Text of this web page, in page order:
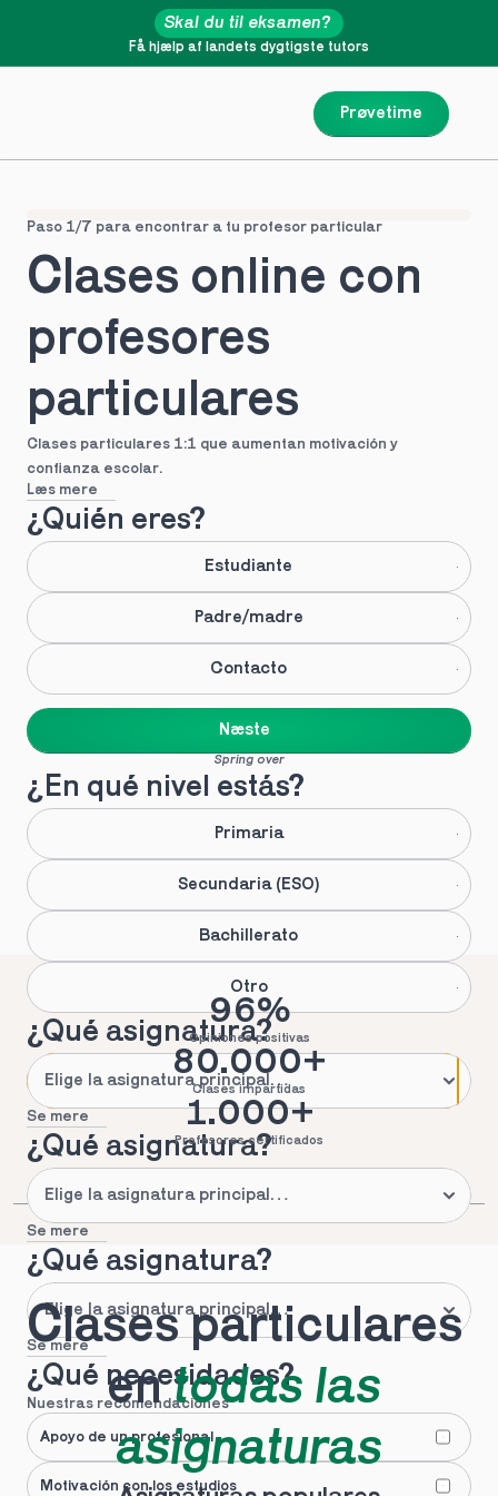
Prøvetime
Få hjælp af landets dygtigste tutors
Skal du til eksamen?
Paso 1/7 para encontrar a tu profesor particular
Clases online con
profesores
particulares
Clases particulares 1:1 que aumentan motivación y
confianza escolar.
Læs mere
¿Quién eres?
Estudiante
Padre/madre
Contacto
Næste
Spring over
¿En qué nivel estás?
Primaria
Secundaria (ESO)
Bachillerato
Otro
¿Qué asignatura?
Se mere
¿Qué asignatura?
Se mere
¿Qué asignatura?
Se mere
¿Qué necesidades?
Nuestras recomendaciones
Apoyo de un profesional
Motivación con los estudios
96%
Opiniones positivas
80.000+
Clases impartidas
1.000+
Profesores certificados
Clases particulares
en todas las
asignaturas